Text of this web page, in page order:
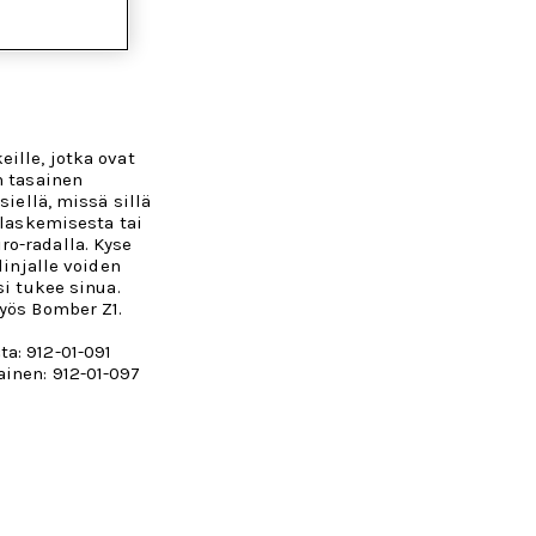
jotka ovat
tasainen
missä sillä
tai
radalla. Kyse
voiden
tukee sinua.
Bomber Z1.
912-01-091
912-01-097